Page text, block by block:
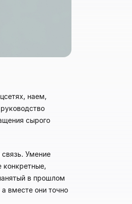
наем,
сырого
Умение
конкретные,
в прошлом
вместе они точно